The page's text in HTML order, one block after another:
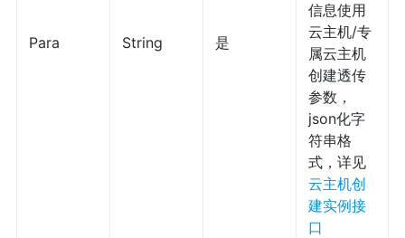
Para String 是
信息使用
云主机/专
属云主机
创建透传
参数，
json化字
符串格
式，详见
云主机创
建实例接
口